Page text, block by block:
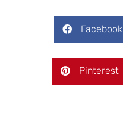
Facebook
Pinterest